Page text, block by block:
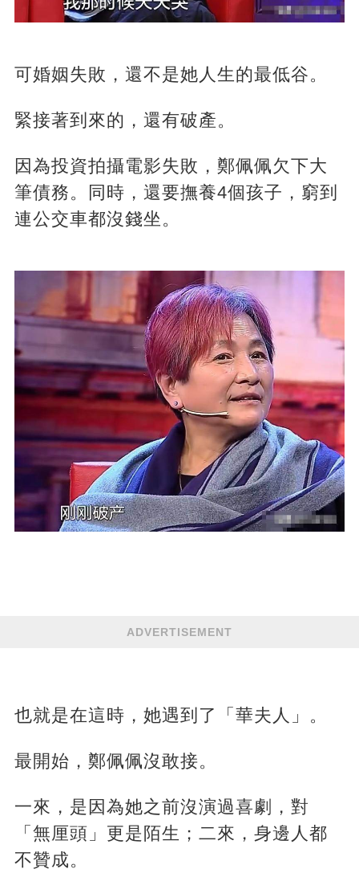
可婚姻失敗，還不是她人生的最低谷。
緊接著到來的，還有破產。
因為投資拍攝電影失敗，鄭佩佩欠下大
筆債務。同時，還要撫養4個孩子，窮到
連公交車都沒錢坐。
ADVERTISEMENT
也就是在這時，她遇到了「華夫人」。
最開始，鄭佩佩沒敢接。
一來，是因為她之前沒演過喜劇，對
「無厘頭」更是陌生；二來，身邊人都
不贊成。